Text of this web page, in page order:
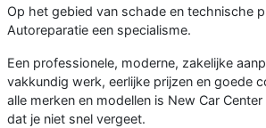
Op het gebied van schade en technische
Autoreparatie een specialisme.
Een professionele, moderne, zakelijke
vakkundig werk, eerlijke prijzen en goede
alle merken en modellen is New Car
dat je niet snel vergeet.